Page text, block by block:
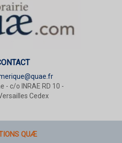
- c/o INRAE RD 10 -
Cedex
QUÆ